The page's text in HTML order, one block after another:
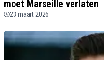
moet Marseille verlaten
23 maart 2026